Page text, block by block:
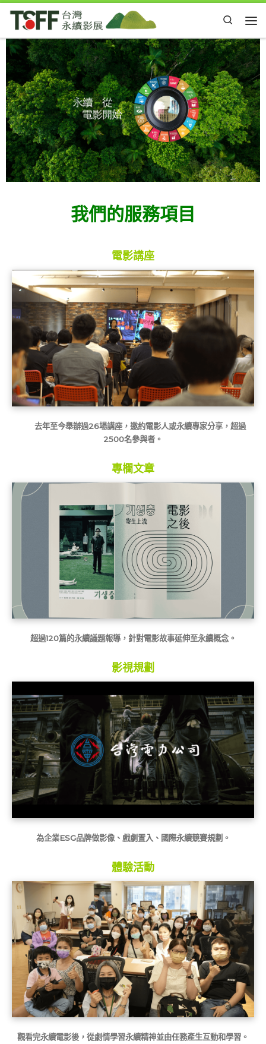
Skip to content
Search
我們的服務項目
電影講座
去年至今舉辦過26場講座， 邀約電影人或永續專家分享， 超過
2500名參與者。
專欄文章
超過120篇的永續議題報導， 針對電影故事延伸至永續概念。
影視規劃
為企業ESG品牌做影像、戲劇置入、國際永續競賽規劃。
體驗活動
觀看完永續電影後， 從劇情學習永續精神並由任務產生互動和學習。